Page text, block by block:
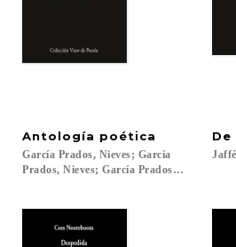
Antología poética
García Prados, Nieves; García
Prados, Nieves; García Prados, Nieves;
De